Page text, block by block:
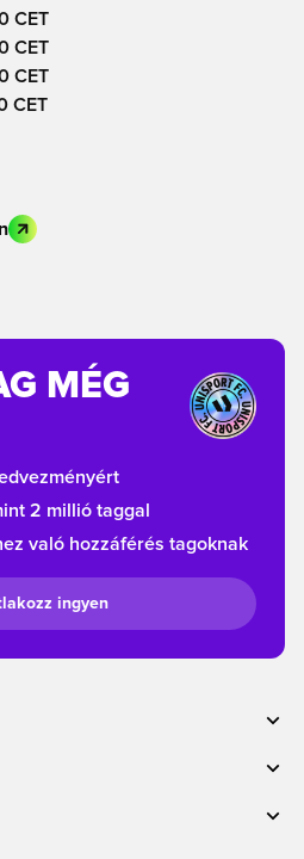
CET
CET
CET
CET
MÉG
2 millió taggal
való hozzáférés tagoknak
ingyen